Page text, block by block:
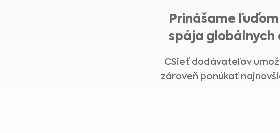
Prinášame
spája globálnych
CSieť dodávateľov
zároveň ponúkať